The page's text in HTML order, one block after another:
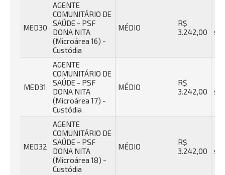
MED30
AGENTE
COMUNITÁRIO DE
SAÚDE - PSF
DONA NITA
(Microárea 16) -
Custódia
MÉDIO
R$
3.242,00
MED31
AGENTE
COMUNITÁRIO DE
SAÚDE - PSF
DONA NITA
(Microárea 17) -
Custódia
MÉDIO
R$
3.242,00
MED32
AGENTE
COMUNITÁRIO DE
SAÚDE - PSF
DONA NITA
(Microárea 18) -
Custódia
MÉDIO
R$
3.242,00